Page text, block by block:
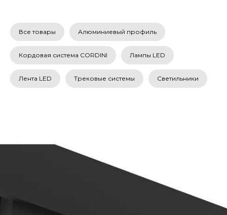
Все товары Алюминиевый профиль
Кордовая система CORDINI Лампы LED
Лента LED Трековые системы Светильники